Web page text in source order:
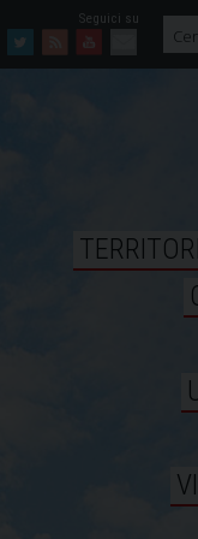
Facebook
Twitter
FeedYoutube
Mail